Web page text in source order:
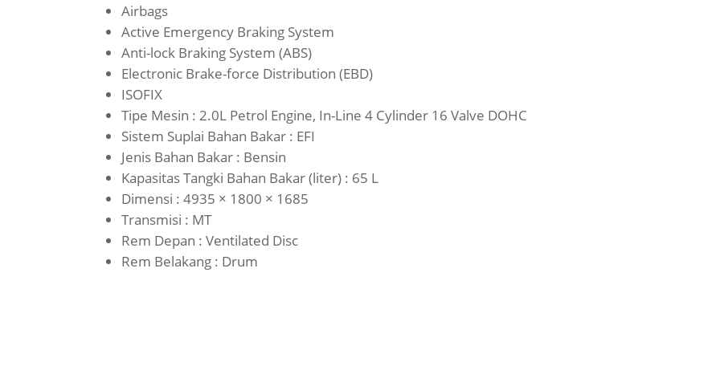
Airbags
Active Emergency Braking System
Anti-lock Braking System (ABS)
Electronic Brake-force Distribution (EBD)
ISOFIX
Tipe Mesin : 2.0L Petrol Engine, In-Line 4 Cylinder 16 Valve DOHC
Sistem Suplai Bahan Bakar : EFI
Jenis Bahan Bakar : Bensin
Kapasitas Tangki Bahan Bakar (liter) : 65 L
Dimensi : 4935 × 1800 × 1685
Transmisi : MT
Rem Depan : Ventilated Disc
Rem Belakang : Drum